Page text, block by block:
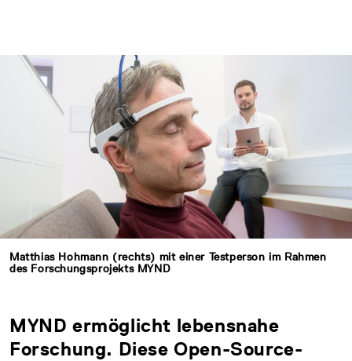
Matthias Hohmann (rechts) mit einer Testperson im Rahmen
des Forschungsprojekts MYND
MYND ermöglicht lebensnahe
Forschung. Diese Open-Source-